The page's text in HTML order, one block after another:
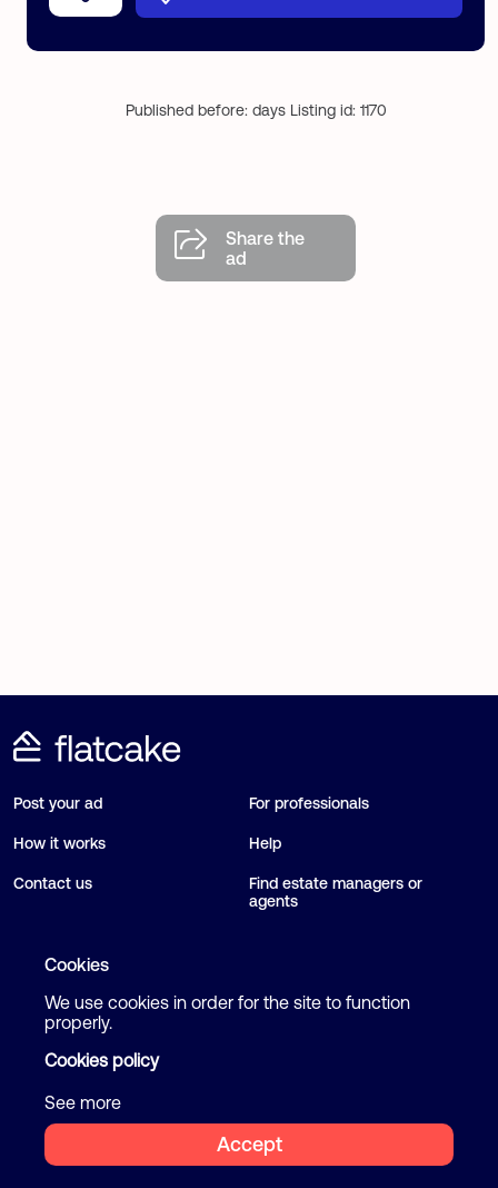
Published before: days Listing id: 1170
Share the
ad
Post your ad For professionals
How it works Help
Contact us
Find estate managers or
agents
2026 Flatcake. All rights reserved
Terms and Conditions
Privacy Policy
Cookies
Follow us
Cookies
We use cookies in order for the site to function
properly.
Cookies policy
See more
Accept